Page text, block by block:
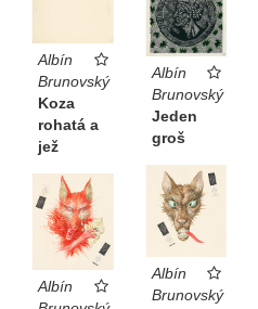
Albín
Brunovský
Jeden
groš
Albín
Brunovský
Koza
rohatá a
jež
Albín
Brunovský
Albín